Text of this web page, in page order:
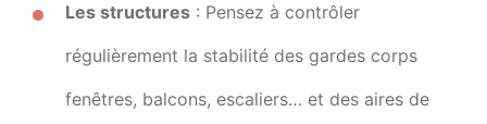
Les structures : Pensez à contrôler
régulièrement la stabilité des gardes corps
fenêtres, balcons, escaliers… et des aires de